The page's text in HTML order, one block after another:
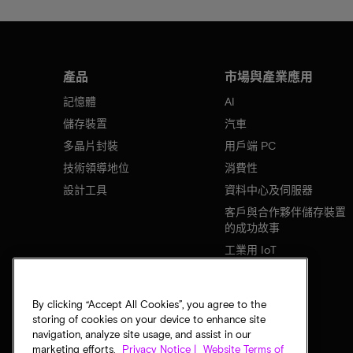
產品
記憶體
儲存裝置
多晶片封裝
技術領導地位
設計工具
市場與產業應用
AI
汽車
用戶端 PC
消費性
資料中心及伺服器
客戶與合作夥伴儲存裝置
的成功故事
工業用 IoT
By clicking “Accept All Cookies”, you agree to the
storing of cookies on your device to enhance site
navigation, analyze site usage, and assist in our
marketing efforts.
Privacy Notice | Website Terms of